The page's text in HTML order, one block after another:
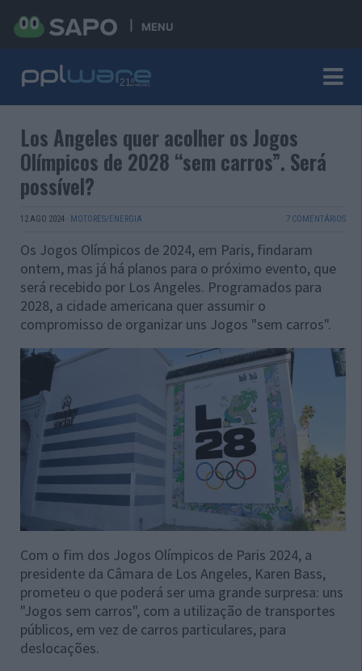
MENU
Los Angeles quer acolher os Jogos
Olímpicos de 2028 “sem carros”. Será
possível?
12 AGO 2024 · MOTORES/ENERGIA 7 COMENTÁRIOS
Os Jogos Olímpicos de 2024, em Paris, findaram
ontem, mas já há planos para o próximo evento, que
será recebido por Los Angeles. Programados para
2028, a cidade americana quer assumir o
compromisso de organizar uns Jogos "sem carros".
Com o fim dos Jogos Olímpicos de Paris 2024, a
presidente da Câmara de Los Angeles, Karen Bass,
prometeu o que poderá ser uma grande surpresa: uns
"Jogos sem carros", com a utilização de transportes
públicos, em vez de carros particulares, para
deslocações.